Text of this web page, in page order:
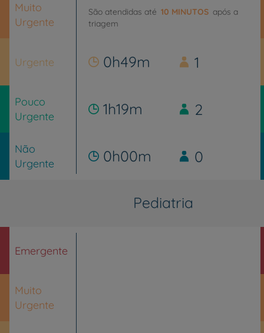
Muito
Urgente
São atendidas até 10 MINUTOS após a
triagem
Urgente 0h49m 1
Pouco
Urgente
1h19m 2
Não
Urgente
0h00m 0
Pediatria
Emergente
Muito
Urgente